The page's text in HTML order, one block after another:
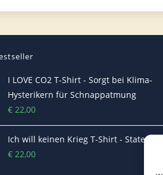
I LOVE CO2 T-Shirt - Sorgt bei Klima-
Hysterikern für Schnappatmung
€ 22,00
Ich will keinen Krieg T-Shirt - Statement
€ 22,00